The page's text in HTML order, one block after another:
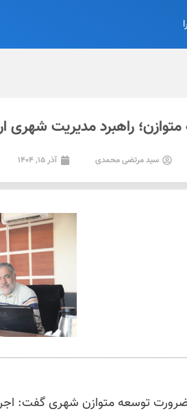
راهبرد مدیریت شهری
سید مرتضی محمدی آذر ۱۵, ۱۴۰۴
ضرورت توسعه متوازن شهری گفت: